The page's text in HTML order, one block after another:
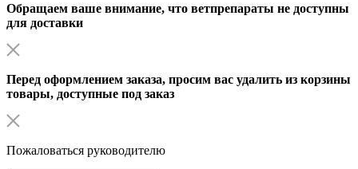
Обращаем ваше внимание, что ветпрепараты не доступны
для доставки
Перед оформлением заказа, просим вас удалить из корзины
товары, доступные под заказ
Пожаловаться руководителю